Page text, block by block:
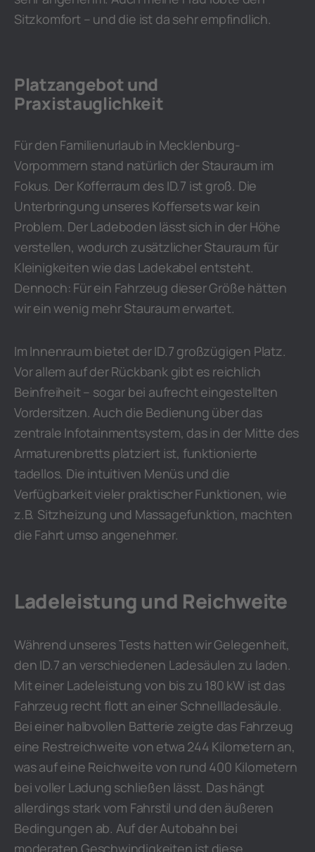
Sitzkomfort – und die ist da sehr empfindlich.
Platzangebot und
Praxistauglichkeit
Für den Familienurlaub in Mecklenburg-
Vorpommern stand natürlich der Stauraum im
Fokus. Der Kofferraum des ID.7 ist groß. Die
Unterbringung unseres Koffersets war kein
Problem. Der Ladeboden lässt sich in der Höhe
verstellen, wodurch zusätzlicher Stauraum für
Kleinigkeiten wie das Ladekabel entsteht.
Dennoch: Für ein Fahrzeug dieser Größe hätten
wir ein wenig mehr Stauraum erwartet.
Im Innenraum bietet der ID.7 großzügigen Platz.
Vor allem auf der Rückbank gibt es reichlich
Beinfreiheit – sogar bei aufrecht eingestellten
Vordersitzen. Auch die Bedienung über das
zentrale Infotainmentsystem, das in der Mitte des
Armaturenbretts platziert ist, funktionierte
tadellos. Die intuitiven Menüs und die
Verfügbarkeit vieler praktischer Funktionen, wie
z.B. Sitzheizung und Massagefunktion, machten
die Fahrt umso angenehmer.
Ladeleistung und Reichweite
Während unseres Tests hatten wir Gelegenheit,
den ID.7 an verschiedenen Ladesäulen zu laden.
Mit einer Ladeleistung von bis zu 180 kW ist das
Fahrzeug recht flott an einer Schnellladesäule.
Bei einer halbvollen Batterie zeigte das Fahrzeug
eine Restreichweite von etwa 244 Kilometern an,
was auf eine Reichweite von rund 400 Kilometern
bei voller Ladung schließen lässt. Das hängt
allerdings stark vom Fahrstil und den äußeren
Bedingungen ab. Auf der Autobahn bei
moderaten Geschwindigkeiten ist diese